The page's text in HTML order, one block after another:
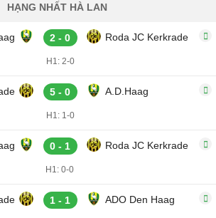
HẠNG NHẤT HÀ LAN
2 - 0 Roda JC Kerkrade
H1: 2-0
5 - 0 A.D.Haag
H1: 1-0
0 - 1 Roda JC Kerkrade
H1: 0-0
1 - 1 ADO Den Haag